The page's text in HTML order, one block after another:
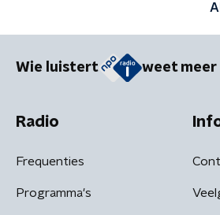
Wie luistert weet meer
Radio
Frequenties
Programma's